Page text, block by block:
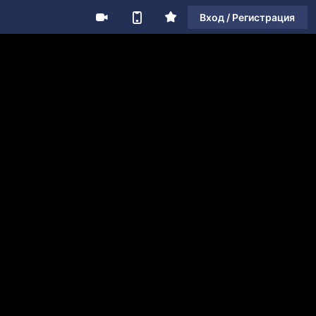
Вход / Регистрация